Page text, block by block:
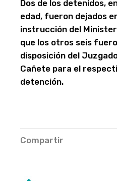
Dos de los detenidos,
edad, fueron dejados
instrucción del
que los otros seis
disposición del
Cañete para el
detención.
Compartir